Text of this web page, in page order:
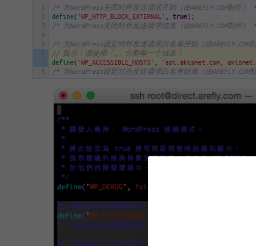
2
3
4
5
6
7
8
/* 为WordPress关闭对外发送请求开始（由AREFLY.COM制作）
define( 'WP_HTTP_BLOCK_EXTERNAL' true) ;
/* 为WordPress关闭对外发送请求结束（由AREFLY.COM制作）
/* 为WordPress设定对外发送请求白名单开始（由AREFLY.COM
// 提示：请使用「,」分割每一个域名！
define( 'WP_ACCESSIBLE_HOSTS' 'api.akismet.com,
/* 为WordPress设定对外发送请求白名单结束（由AREFLY.COM